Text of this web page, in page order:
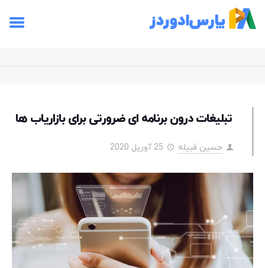
تبلیغات درون برنامه ای ضرورتی برای بازاریاب ها
حسین قبیله 25 آوریل 2020